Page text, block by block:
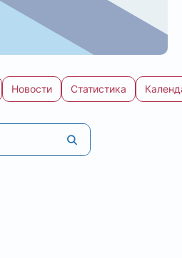
Новости Статистика